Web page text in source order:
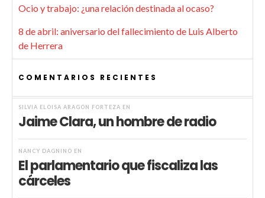
Ocio y trabajo: ¿una relación destinada al ocaso?
8 de abril: aniversario del fallecimiento de Luis Alberto
de Herrera
COMENTARIOS RECIENTES
SILVIA ELOISA ARAGÓN FORTEZA EN
Jaime Clara, un hombre de radio
NANCY DAGNINO EN
El parlamentario que fiscaliza las
cárceles